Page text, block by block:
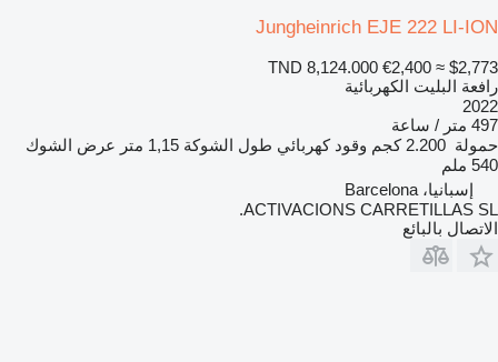
Jungheinrich EJE 222 LI-ION
TND 8,124.000 €2,400 ≈ $2,773
رافعة البليت الكهربائية
2022
497 متر / ساعة
حمولة 2.200 كجم وقود كهربائي طول الشوكة 1,15 متر
عرض الشوك
540 ملم
إسبانيا، Barcelona
ACTIVACIONS CARRETILLAS SL.
الاتصال بالبائع